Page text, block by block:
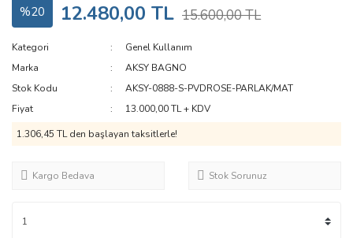
%20 12.480,00 TL 15.600,00 TL
Kategori
Genel Kullanım
Marka
AKSY BAGNO
Stok Kodu
AKSY-0888-S-PVDROSE-PARLAK/MAT
Fiyat
13.000,00 TL + KDV
1.306,45 TL den başlayan taksitlerle!
Kargo Bedava Stok Sorunuz